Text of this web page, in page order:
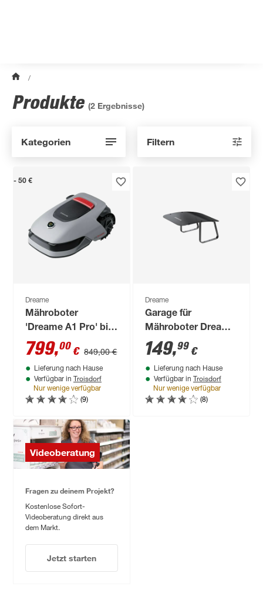
/
Produkte (2 Ergebnisse)
Kategorien Filtern
- 50 €
Dreame
Mähroboter
'Dreame A1 Pro' bis
2000 m²
799,00 € 849,00 €
Lieferung nach Hause
Verfügbar in Troisdorf
Nur wenige verfügbar
(9)
Dreame
Garage für
Mähroboter Dreame
A1/ A1 Pro/ A2
149,99 €
Lieferung nach Hause
Verfügbar in Troisdorf
Nur wenige verfügbar
(8)
Videoberatung
Fragen zu deinem Projekt?
Kostenlose Sofort-
Videoberatung direkt aus
dem Markt.
Jetzt starten